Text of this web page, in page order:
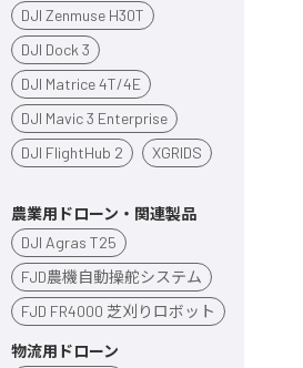
DJI Zenmuse H30T
DJI Dock 3
DJI Matrice 4T/4E
DJI Mavic 3 Enterprise
DJI FlightHub 2
XGRIDS
農業用ドローン・関連製品
DJI Agras T25
FJD農機自動操舵システム
FJD FR4000 芝刈りロボット
物流用ドローン